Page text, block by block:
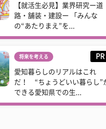
【就活生必見】業界研究ー道
路・舗装・建設ー 「みんな
の“あたりまえ”を...
将来を考える PR
愛知暮らしのリアルはこれ
だ！ “ちょうどいい暮らし”
できる愛知県での生...